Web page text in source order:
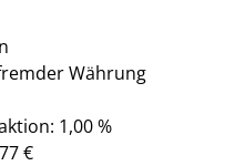
Währung
1,00 %
€